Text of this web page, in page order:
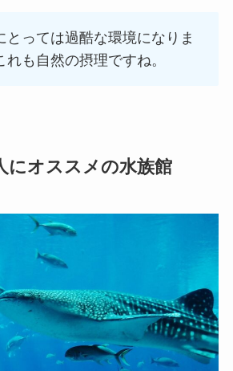
とっては過酷な環境になりま
れも自然の摂理ですね。
にオススメの水族館